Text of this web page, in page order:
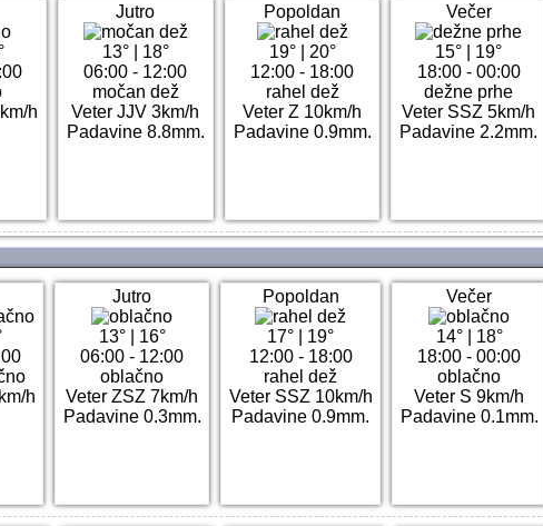
h
Jutro
13°| 18°
06:00 - 12:00
močan dež
Veter JJV 3km/h
Padavine 8.8mm.
Popoldan
19°| 20°
12:00 - 18:00
rahel dež
Veter Z 10km/h
Padavine 0.9mm.
Večer
15°
19°
18:00 - 00:00
dežne prhe
Veter SSZ 5km/h
Padavine 2.2mm.
h
Jutro
13°| 16°
06:00 - 12:00
oblačno
Veter ZSZ 7km/h
Padavine 0.3mm.
Popoldan
17°
19°
12:00 - 18:00
rahel dež
Veter SSZ 10km/h
Padavine 0.9mm.
Večer
14°| 18°
18:00 - 00:00
oblačno
Veter S 9km/h
Padavine 0.1mm.